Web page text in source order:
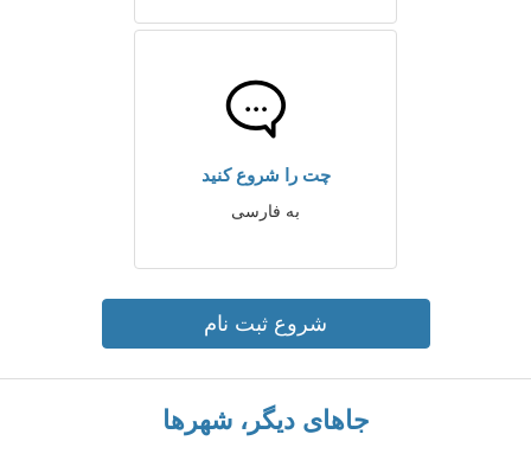
چت را شروع کنید
به فارسی
شروع ثبت نام
جاهای دیگر، شهرها